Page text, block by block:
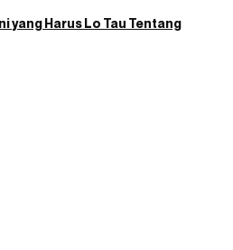
yang Harus Lo Tau Tentang